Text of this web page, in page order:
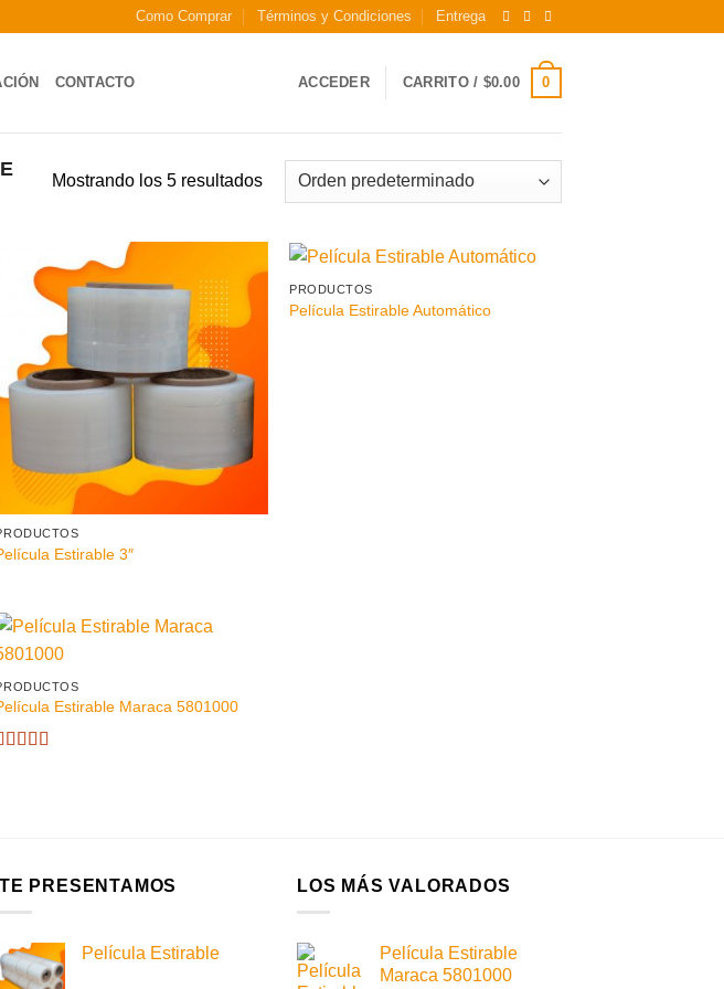
Como Comprar Términos y Condiciones Entrega
CONTACTO ACCEDER CARRITO / $0.00 0
Mostrando los 5 resultados
Estirable 3″
PRODUCTOS
Película Estirable Automático
Estirable Maraca 5801000
TE PRESENTAMOS
Película Estirable
LOS MÁS VALORADOS
Película Estirable
Maraca 5801000